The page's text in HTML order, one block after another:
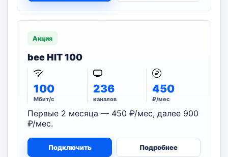
Акция
bee HIT 100
100
Мбит/с
236
каналов
450
₽/мес
Первые 2 месяца — 450 ₽/мес, далее 900
₽/мес.
Подключить Подробнее